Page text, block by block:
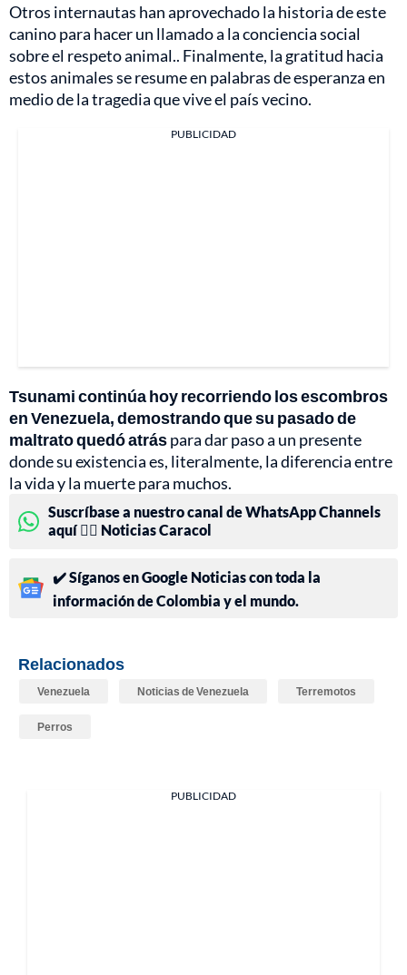
Otros internautas han aprovechado la historia de este
canino para hacer un llamado a la conciencia social
sobre el respeto animal.. Finalmente, la gratitud hacia
estos animales se resume en palabras de esperanza en
medio de la tragedia que vive el país vecino.
PUBLICIDAD
Tsunami continúa hoy recorriendo los escombros
en Venezuela, demostrando que su pasado de
maltrato quedó atráspara dar paso a un presente
donde su existencia es, literalmente, la diferencia entre
la vida y la muerte para muchos.
Suscríbase a nuestro canal de WhatsApp Channels
aquí 👉🏻 Noticias Caracol
✔️ Síganos en Google Noticias con toda la
información de Colombia y el mundo.
Relacionados
Venezuela Noticias de Venezuela Terremotos
Perros
PUBLICIDAD